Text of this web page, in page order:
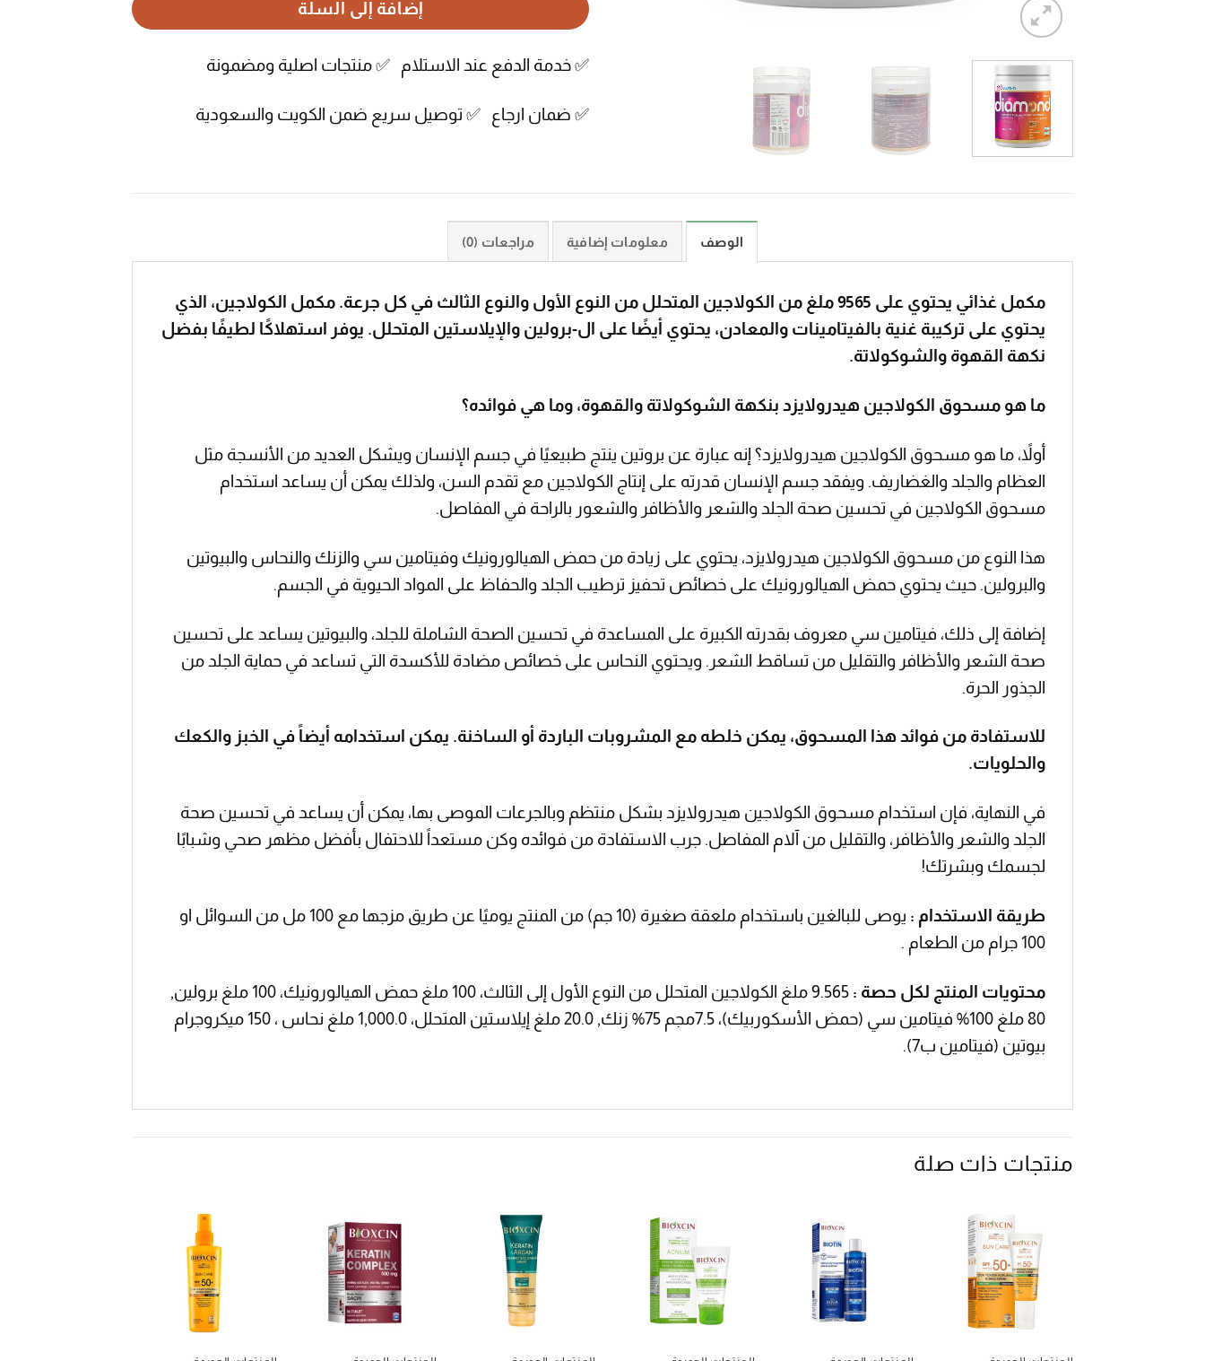
إضافة إلى السلة
✅ خدمة الدفع عند الاستلام ✅ منتجات اصلية ومضمونة
✅ ضمان ارجاع ✅ توصيل سريع ضمن الكويت والسعودية
الوصف معلومات إضافية مراجعات (0)
مكمل غذائي يحتوي على 9565 ملغ من الكولاجين المتحلل من النوع الأول والنوع الثالث في كل جرعة. مكمل الكولاجين، الذي
يحتوي على تركيبة غنية بالفيتامينات والمعادن، يحتوي أيضًا على ال-برولين والإيلاستين المتحلل. يوفر استهلاكًا لطيفًا بفضل
نكهة القهوة والشوكولاتة.
ما هو مسحوق الكولاجين هيدرولايزد بنكهة الشوكولاتة والقهوة، وما هي فوائده؟
أولاً، ما هو مسحوق الكولاجين هيدرولايزد؟ إنه عبارة عن بروتين ينتج طبيعيًا في جسم الإنسان ويشكل العديد من الأنسجة مثل
العظام والجلد والغضاريف. ويفقد جسم الإنسان قدرته على إنتاج الكولاجين مع تقدم السن، ولذلك يمكن أن يساعد استخدام
مسحوق الكولاجين في تحسين صحة الجلد والشعر والأظافر والشعور بالراحة في المفاصل.
هذا النوع من مسحوق الكولاجين هيدرولايزد، يحتوي على زيادة من حمض الهيالورونيك وفيتامين سي والزنك والنحاس والبيوتين
والبرولين. حيث يحتوي حمض الهيالورونيك على خصائص تحفيز ترطيب الجلد والحفاظ على المواد الحيوية في الجسم.
إضافة إلى ذلك، فيتامين سي معروف بقدرته الكبيرة على المساعدة في تحسين الصحة الشاملة للجلد، والبيوتين يساعد على تحسين
صحة الشعر والأظافر والتقليل من تساقط الشعر. ويحتوي النحاس على خصائص مضادة للأكسدة التي تساعد في حماية الجلد من
الجذور الحرة.
للاستفادة من فوائد هذا المسحوق، يمكن خلطه مع المشروبات الباردة أو الساخنة. يمكن استخدامه أيضاً في الخبز والكعك
والحلويات.
في النهاية، فإن استخدام مسحوق الكولاجين هيدرولايزد بشكل منتظم وبالجرعات الموصى بها، يمكن أن يساعد في تحسين صحة
الجلد والشعر والأظافر، والتقليل من آلام المفاصل. جرب الاستفادة من فوائده وكن مستعداً للاحتفال بأفضل مظهر صحي وشبابًا
لجسمك وبشرتك!
طريقة الاستخدام :
يوصى للبالغين باستخدام ملعقة صغيرة (10 جم) من المنتج يوميًا عن طريق مزجها مع 100 مل من السوائل او
100 جرام من الطعام .
محتويات المنتج لكل حصة :
9.565 ملغ الكولاجين المتحلل من النوع الأول إلى الثالث، 100 ملغ حمض الهيالورونيك، 100 ملغ برولين,
80 ملغ 100% فيتامين سي (حمض الأسكوربيك)، 7.5مجم 75% زنك, 20.0 ملغ إيلاستين المتحلل، 1,000.0 ملغ نحاس ، 150 ميكروجرام
بيوتين (فيتامين ب7).
منتجات ذات صلة